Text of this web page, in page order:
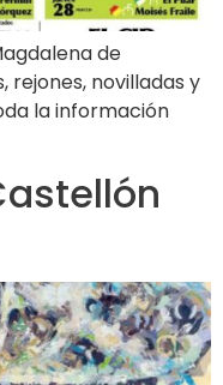
de
rejones, novilladas y
la información